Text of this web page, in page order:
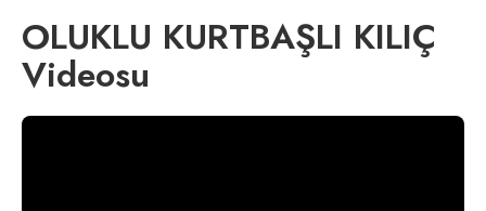
OLUKLU KURTBAŞLI KILIÇ
Videosu